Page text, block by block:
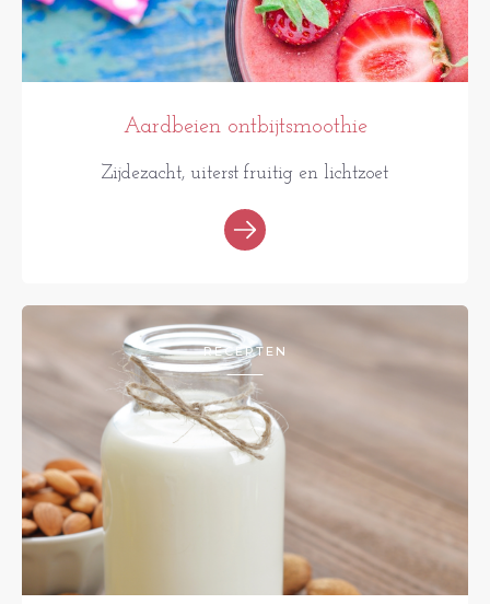
Aardbeien ontbijtsmoothie
Zijdezacht, uiterst fruitig en lichtzoet
RECEPTEN